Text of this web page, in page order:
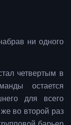
ни одного
четвертым в
остается
для всего
во второй раз